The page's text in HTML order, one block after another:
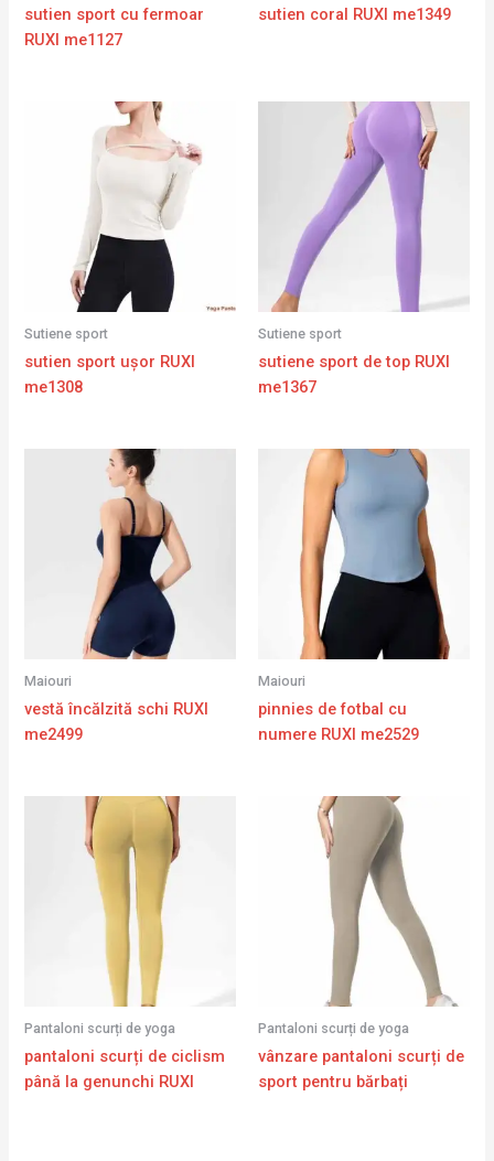
sutien sport cu fermoar
RUXI me1127
sutien coral RUXI me1349
Sutiene sport
sutien sport ușor RUXI
me1308
Sutiene sport
sutiene sport de top RUXI
me1367
Maiouri
vestă încălzită schi RUXI
me2499
Maiouri
pinnies de fotbal cu
numere RUXI me2529
Pantaloni scurți de yoga
pantaloni scurți de ciclism
până la genunchi RUXI
Pantaloni scurți de yoga
vânzare pantaloni scurți de
sport pentru bărbați